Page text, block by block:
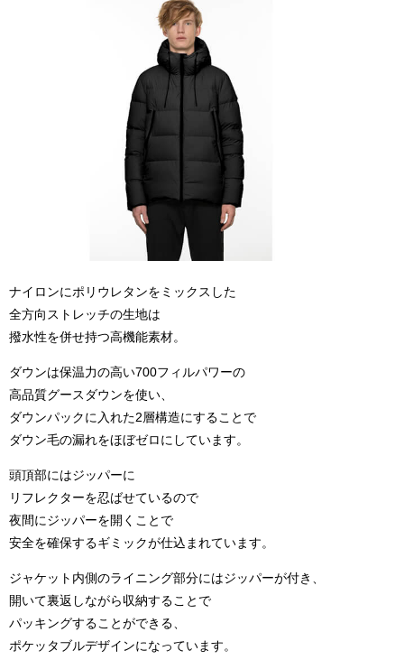
ナイロンにポリウレタンをミックスした
全方向ストレッチの生地は
撥水性を併せ持つ高機能素材。
ダウンは保温力の高い700フィルパワーの
高品質グースダウンを使い、
ダウンパックに入れた2層構造にすることで
ダウン毛の漏れをほぼゼロにしています。
頭頂部にはジッパーに
リフレクターを忍ばせているので
夜間にジッパーを開くことで
安全を確保するギミックが仕込まれています。
ジャケット内側のライニング部分にはジッパーが付き、
開いて裏返しながら収納することで
パッキングすることができる、
ポケッタブルデザインになっています。